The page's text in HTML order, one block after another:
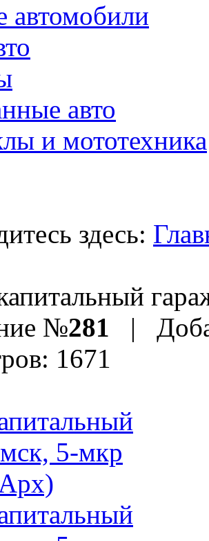
автомобили
авто
и мототехника
здесь:
№281 |
1671